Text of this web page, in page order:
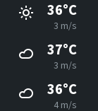
36°C
3 m/s
37°C
3 m/s
36°C
4 m/s